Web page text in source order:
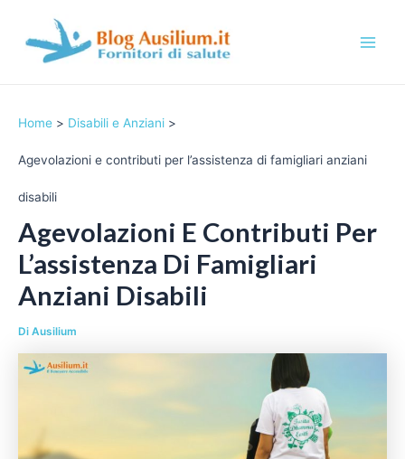
contenuto
n
e
Home Disabili e Anziani
Agevolazioni e contributi per l’assistenza di famigliari anziani
disabili
Agevolazioni E Contributi Per
L’assistenza Di Famigliari
Anziani Disabili
Di Ausilium